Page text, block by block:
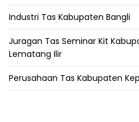
Industri Tas Kabupaten Bangli
Juragan Tas Seminar Kit
Lematang Ilir
Perusahaan Tas Kabupaten